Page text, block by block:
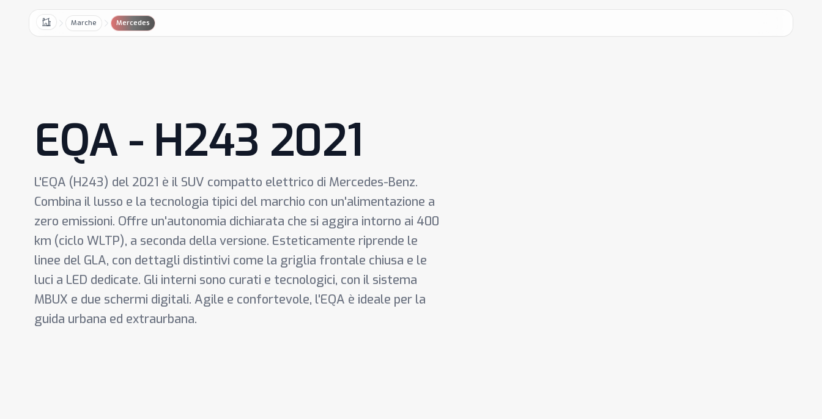
Home Marche Mercedes
EQA - H243 2021
L'EQA (H243) del 2021 è il SUV compatto elettrico di Mercedes-Benz.
Combina il lusso e la tecnologia tipici del marchio con un'alimentazione a
zero emissioni. Offre un'autonomia dichiarata che si aggira intorno ai 400
km (ciclo WLTP), a seconda della versione. Esteticamente riprende le
linee del GLA, con dettagli distintivi come la griglia frontale chiusa e le
luci a LED dedicate. Gli interni sono curati e tecnologici, con il sistema
MBUX e due schermi digitali. Agile e confortevole, l'EQA è ideale per la
guida urbana ed extraurbana.